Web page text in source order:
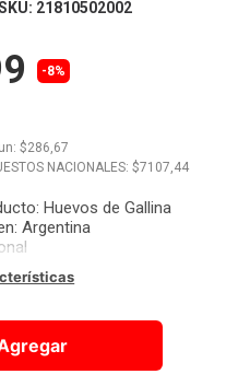
: 21810502002
-8%
un: $286,67
NACIONALES: $7107,44
: Huevos de Gallina
:Argentina